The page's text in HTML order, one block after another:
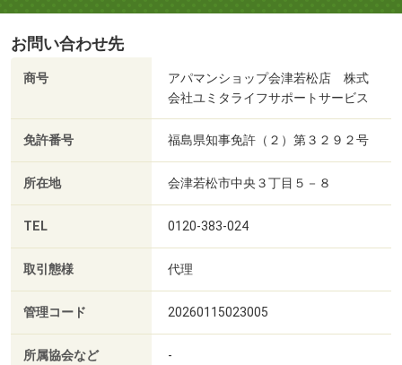
お問い合わせ先
商号
アパマンショップ会津若松店 株式
会社ユミタライフサポートサービス
免許番号 福島県知事免許（２）第３２９２号
所在地 会津若松市中央３丁目５－８
TEL 0120-383-024
取引態様 代理
管理コード 20260115023005
所属協会など -